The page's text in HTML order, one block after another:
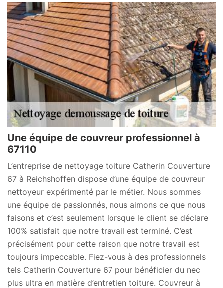
Une équipe de couvreur professionnel à
67110
L’entreprise de nettoyage toiture Catherin Couverture
67 à Reichshoffen dispose d’une équipe de couvreur
nettoyeur expérimenté par le métier. Nous sommes
une équipe de passionnés, nous aimons ce que nous
faisons et c’est seulement lorsque le client se déclare
100% satisfait que notre travail est terminé. C’est
précisément pour cette raison que notre travail est
toujours impeccable. Fiez-vous à des professionnels
tels Catherin Couverture 67 pour bénéficier du nec
plus ultra en matière d’entretien toiture. Couvreur à